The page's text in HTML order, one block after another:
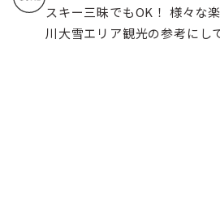
スキー三昧でもOK！ 様々な
川大雪エリア観光の参考にし